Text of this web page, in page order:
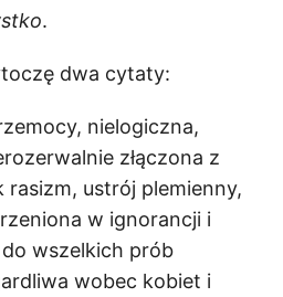
.
dwa cytaty:
nielogiczna,
złączona z
rasizm, ustrój plemienny,
w ignorancji i
wszelkich prób
wobec kobiet i